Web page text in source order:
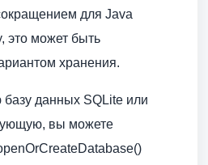
для Java
это может быть
хранения.
данных SQLite или
вы можете